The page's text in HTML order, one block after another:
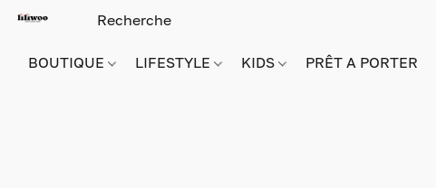
BOUTIQUE LIFESTYLE KIDS PRÊT A PORTER